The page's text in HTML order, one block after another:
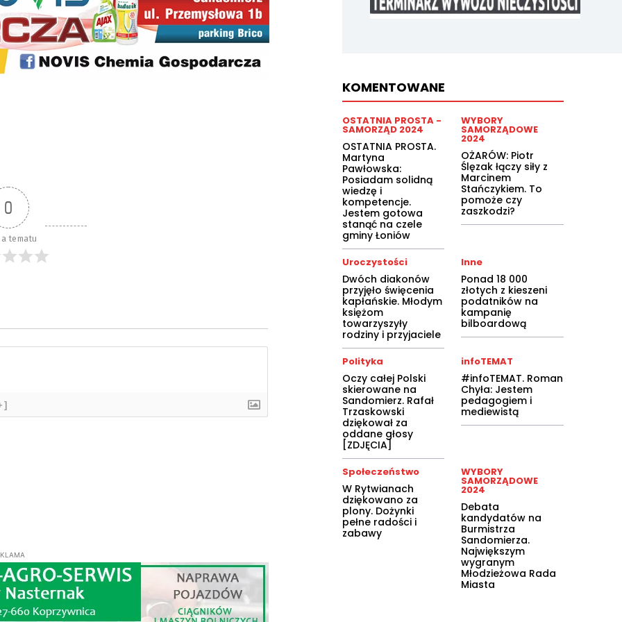
0
tematu
KOMENTOWANE
OSTATNIA PROSTA -
SAMORZĄD 2024
OSTATNIA PROSTA.
Martyna
Pawłowska:
Posiadam solidną
wiedzę i
kompetencje.
Jestem gotowa
stanąć na czele
gminy Łoniów
WYBORY
SAMORZĄDOWE
2024
OŻARÓW: Piotr
Ślęzak łączy siły z
Marcinem
Stańczykiem. To
pomoże czy
zaszkodzi?
Uroczystości
Dwóch diakonów
przyjęło święcenia
kapłańskie. Młodym
księżom
towarzyszyły
rodziny i przyjaciele
Inne
Ponad 18 000
złotych z kieszeni
podatników na
kampanię
bilboardową
Polityka
Oczy całej Polski
skierowane na
Sandomierz. Rafał
Trzaskowski
dziękował za
oddane głosy
[ZDJĘCIA]
infoTEMAT
#infoTEMAT. Roman
Chyła: Jestem
pedagogiem i
mediewistą
Społeczeństwo
W Rytwianach
dziękowano za
plony. Dożynki
pełne radości i
zabawy
WYBORY
SAMORZĄDOWE
2024
Debata
kandydatów na
Burmistrza
Sandomierza.
Największym
wygranym
Młodzieżowa Rada
Miasta